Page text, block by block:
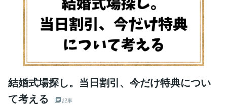
結婚式場探し。当日割引、今だけ特典につい
て考える
記事